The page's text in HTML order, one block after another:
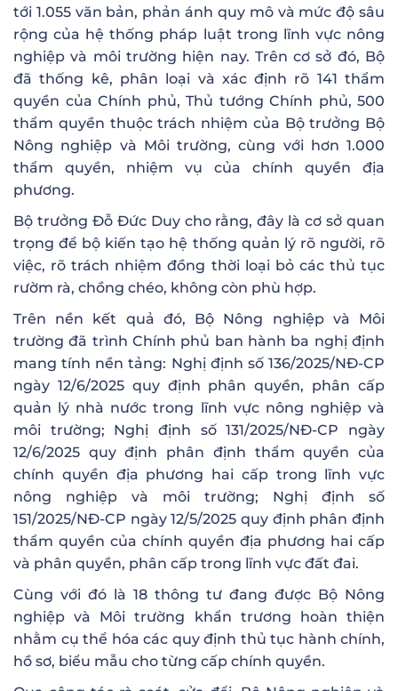
tới 1.055 văn bản, phản ánh quy mô và mức độ sâu
rộng của hệ thống pháp luật trong lĩnh vực nông
nghiệp và môi trường hiện nay. Trên cơ sở đó, Bộ
đã thống kê, phân loại và xác định rõ 141 thẩm
quyền của Chính phủ, Thủ tướng Chính phủ, 500
thẩm quyền thuộc trách nhiệm của Bộ trưởng Bộ
Nông nghiệp và Môi trường, cùng với hơn 1.000
thẩm quyền, nhiệm vụ của chính quyền địa
phương.
Bộ trưởng Đỗ Đức Duy cho rằng, đây là cơ sở quan
trọng để bộ kiến tạo hệ thống quản lý rõ người, rõ
việc, rõ trách nhiệm đồng thời loại bỏ các thủ tục
rườm rà, chồng chéo, không còn phù hợp.
Trên nền kết quả đó, Bộ Nông nghiệp và Môi
trường đã trình Chính phủ ban hành ba nghị định
mang tính nền tảng: Nghị định số 136/2025/NĐ-CP
ngày 12/6/2025 quy định phân quyền, phân cấp
quản lý nhà nước trong lĩnh vực nông nghiệp và
môi trường; Nghị định số 131/2025/NĐ-CP ngày
12/6/2025 quy định phân định thẩm quyền của
chính quyền địa phương hai cấp trong lĩnh vực
nông nghiệp và môi trường; Nghị định số
151/2025/NĐ-CP ngày 12/5/2025 quy định phân định
thẩm quyền của chính quyền địa phương hai cấp
và phân quyền, phân cấp trong lĩnh vực đất đai.
Cùng với đó là 18 thông tư đang được Bộ Nông
nghiệp và Môi trường khẩn trương hoàn thiện
nhằm cụ thể hóa các quy định thủ tục hành chính,
hồ sơ, biểu mẫu cho từng cấp chính quyền.